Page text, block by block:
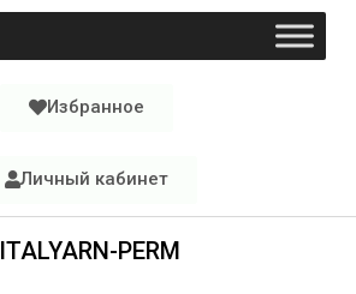
Избранное
Личный кабинет
ITALYARN-PERM